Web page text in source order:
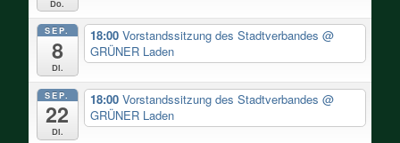
Do.
SEP.
8
Di.
18:00 Vorstandssitzung des Stadtverbandes @
GRÜNER Laden
SEP.
22
Di.
18:00 Vorstandssitzung des Stadtverbandes @
GRÜNER Laden